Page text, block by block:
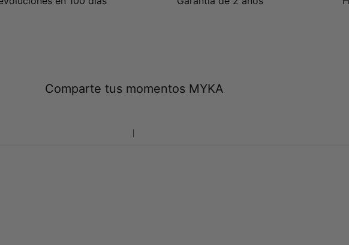
Comparte tus momentos MYKA